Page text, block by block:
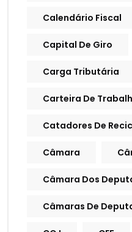
Calendário Fiscal
Capital De Giro
Carga Tributária
Carteira De
Catadores De
Câmara
Câmara Dos
Câmaras De